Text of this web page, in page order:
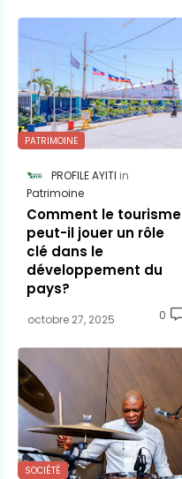
PATRIMOINE
PROFILE AYITI
Patrimoine
Comment le tourisme
peut-il jouer un rôle
clé dans le
développement du
pays?
octobre 27, 2025 0
SOCIÉTÉ